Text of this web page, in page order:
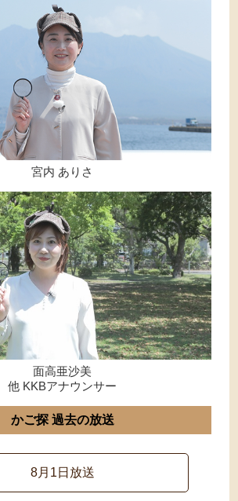
宮内 ありさ
面高亜沙美
他 KKBアナウンサー
かご探 過去の放送
8月1日放送